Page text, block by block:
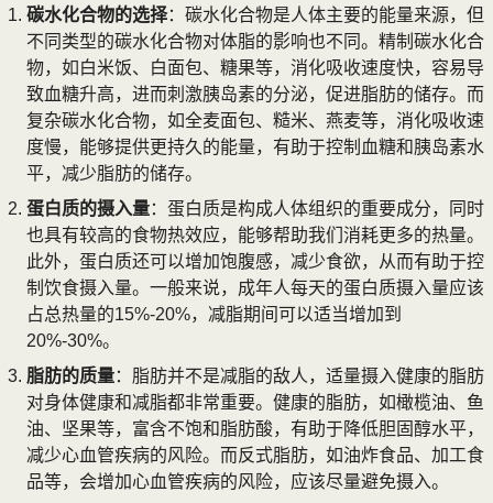
碳水化合物的选择：碳水化合物是人体主要的能量来源，但
不同类型的碳水化合物对体脂的影响也不同。精制碳水化合
物，如白米饭、白面包、糖果等，消化吸收速度快，容易导
致血糖升高，进而刺激胰岛素的分泌，促进脂肪的储存。而
复杂碳水化合物，如全麦面包、糙米、燕麦等，消化吸收速
度慢，能够提供更持久的能量，有助于控制血糖和胰岛素水
平，减少脂肪的储存。
蛋白质的摄入量：蛋白质是构成人体组织的重要成分，同时
也具有较高的食物热效应，能够帮助我们消耗更多的热量。
此外，蛋白质还可以增加饱腹感，减少食欲，从而有助于控
制饮食摄入量。一般来说，成年人每天的蛋白质摄入量应该
占总热量的15%-20%，减脂期间可以适当增加到
20%-30%。
脂肪的质量：脂肪并不是减脂的敌人，适量摄入健康的脂肪
对身体健康和减脂都非常重要。健康的脂肪，如橄榄油、鱼
油、坚果等，富含不饱和脂肪酸，有助于降低胆固醇水平，
减少心血管疾病的风险。而反式脂肪，如油炸食品、加工食
品等，会增加心血管疾病的风险，应该尽量避免摄入。